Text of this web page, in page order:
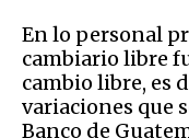
En lo personal
cambiario libre
cambio libre, es
variaciones que
Banco de